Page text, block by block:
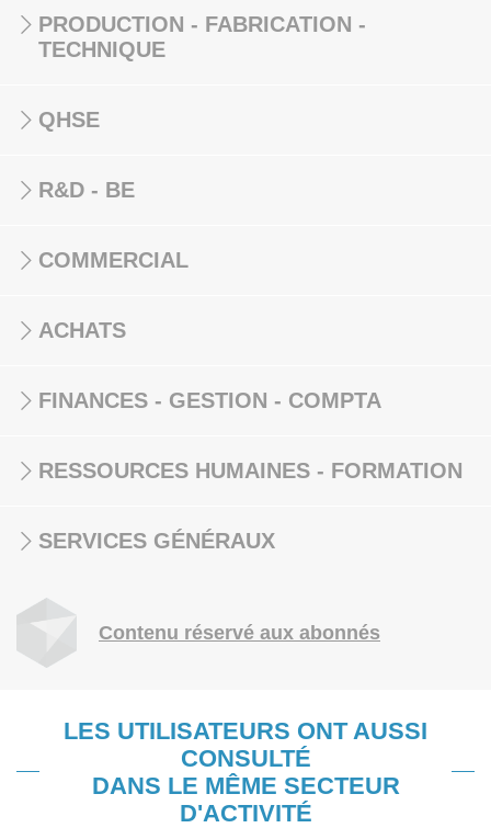
PRODUCTION - FABRICATION -
TECHNIQUE
QHSE
R&D - BE
COMMERCIAL
ACHATS
FINANCES - GESTION - COMPTA
RESSOURCES HUMAINES - FORMATION
SERVICES GÉNÉRAUX
Contenu réservé aux abonnés
LES UTILISATEURS ONT AUSSI
CONSULTÉ
DANS LE MÊME SECTEUR
D'ACTIVITÉ